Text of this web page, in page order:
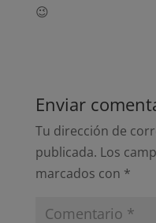
😉
Enviar
Tu dirección de
publicada. Los
marcados con *